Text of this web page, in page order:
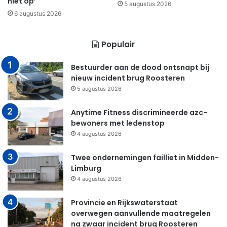
6 augustus 2026
5 augustus 2026
Populair
Bestuurder aan de dood ontsnapt bij
nieuw incident brug Roosteren
5 augustus 2026
Anytime Fitness discrimineerde azc-
bewoners met ledenstop
4 augustus 2026
Twee ondernemingen failliet in Midden-
Limburg
4 augustus 2026
Provincie en Rijkswaterstaat
overwegen aanvullende maatregelen
na zwaar incident brug Roosteren